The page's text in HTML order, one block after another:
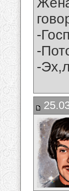
-
-
-